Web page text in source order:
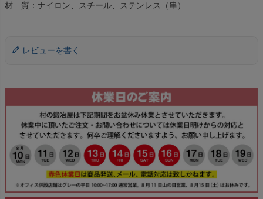
材 質：ナイロン、スチール、ステンレス（串）
レビューを書く